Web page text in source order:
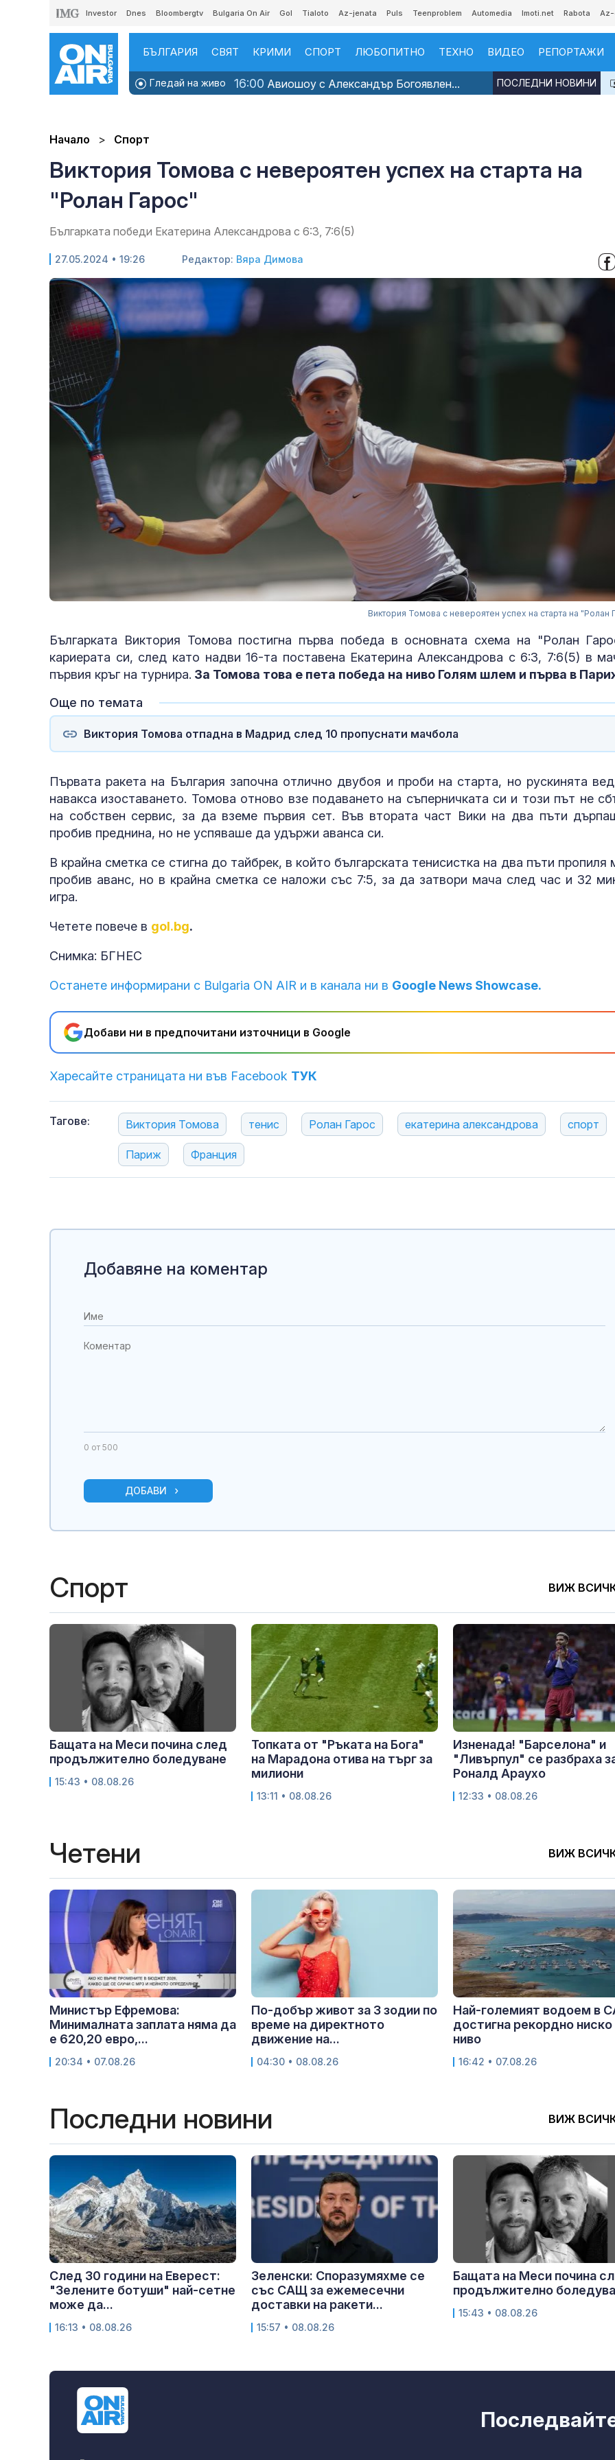
Investor Dnes Bloombergtv Bulgaria On Air Gol Tialoto Az-jenata Puls Teenproblem Automedia Imoti.net Rabota
БЪЛГАРИЯ СВЯТ КРИМИ СПОРТ ЛЮБОПИТНО ТЕХНО ВИДЕО РЕПОРТАЖИ
Гледай на живо 16:00 Авиошоу с Александър Богоявлен... ПОСЛЕДНИ НОВИНИ
Начало Спорт
Виктория Томова с невероятен успех на старта на
"Ролан Гарос"
Българката победи Екатерина Александрова с 6:3, 7:6(5)
27.05.2024 • 19:26 Редактор: Вяра Димова
Виктория Томова с невероятен успех на старта на "Ролан
Българката Виктория Томова постигна първа победа в основната схема на "Ролан
кариерата си, след като надви 16-та поставена Екатерина Александрова с 6:3, 7:6(5) в
първия кръг на турнира. За Томова това е пета победа на ниво Голям шлем и първа в
Още по темата
Виктория Томова отпадна в Мадрид след 10 пропуснати мачбола
Първата ракета на България започна отлично двубоя и проби на старта, но рускинята
навакса изоставането. Томова отново взе подаването на съперничката си и този път не
на собствен сервис, за да вземе първия сет. Във втората част Вики на два пъти
пробив преднина, но не успяваше да удържи аванса си.
В крайна сметка се стигна до тайбрек, в който българската тенисистка на два пъти пропиля
пробив аванс, но в крайна сметка се наложи със 7:5, за да затвори мача след час и 32
игра.
Четете повече в gol.bg.
Снимка: БГНЕС
Останете информирани с Bulgaria ON AIR и в канала ни в Google News Showcase.
Добави ни в предпочитани източници в Google
Харесайте страницата ни във Facebook ТУК
Тагове: Виктория Томова тенис Ролан Гарос екатерина александрова спорт
Париж Франция
Голям пожар
Асеновград:
Хеликоптер
Иво Христов
убийството
опит за удар
Добавяне на коментар
0 от 500
ДОБАВИ
Спорт ВИЖ
Бащата на Меси почина след
продължително боледуване
15:43 • 08.08.26
Топката от "Ръката на Бога"
на Марадона отива на търг за
милиони
13:11 • 08.08.26
Изненада! "Барселона" и
"Ливърпул" се разбраха
Роналд Араухо
12:33 • 08.08.26
Четени ВИЖ
Министър Ефремова:
Минималната заплата няма да
е 620,20 евро,...
20:34 • 07.08.26
По-добър живот за 3 зодии по
време на директното
движение на...
04:30 • 08.08.26
Най-големият водоем в
достигна рекордно ниско
ниво
16:42 • 07.08.26
Последни новини ВИЖ
След 30 години на Еверест:
"Зелените ботуши" най-сетне
може да...
16:13 • 08.08.26
Зеленски: Споразумяхме се
със САЩ за ежемесечни
доставки на ракети...
15:57 • 08.08.26
Бащата на Меси почина
продължително
15:43 • 08.08.26